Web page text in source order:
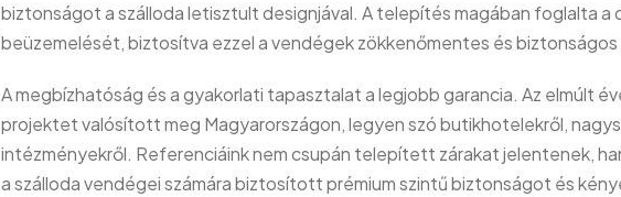
biztonságot a szálloda letisztult designjával. A telepítés magában foglalta a
beüzemelését, biztosítva ezzel a vendégek zökkenőmentes és
A megbízhatóság és a gyakorlati tapasztalat a legjobb garancia. Az elmúlt
projektet valósított meg Magyarországon, legyen szó butikhotelekről,
intézményekről. Referenciáink nem csupán telepített zárakat jelentenek,
a szálloda vendégei számára biztosított prémium szintű biztonságot és